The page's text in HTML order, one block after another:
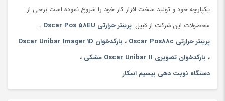
یکپارچه خود و تولید سخت افزار کار خود را شروع نموده است.برخی از
محصولات این شرکت از قبیل: پرینتر حرارتی Oscar Pos 58EU
،
پرینتر حرارتی Oscar Pos88c
، بارکدخوان Oscar Unibar Imager 1D
، بارکدخوان تصویری Oscar Unibar II مشکی
،
دستگاه نوبت دهی بیسیم اسکار